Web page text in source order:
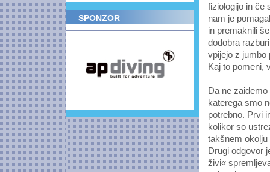
SPONZOR
fiziologijo in če
nam je
in premaknili
dodobra
vpijejo z jumbo
Kaj to pomeni,
Da ne
katerega smo
potrebno. Prvi
kolikor so
takšnem okolju
Drugi odgovor
živi«